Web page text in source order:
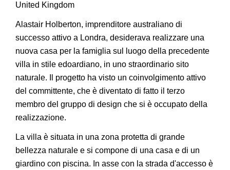
United Kingdom
Alastair Holberton, imprenditore australiano di
successo attivo a Londra, desiderava realizzare una
nuova casa per la famiglia sul luogo della precedente
villa in stile edoardiano, in uno straordinario sito
naturale. Il progetto ha visto un coinvolgimento attivo
del committente, che è diventato di fatto il terzo
membro del gruppo di design che si è occupato della
realizzazione.
La villa è situata in una zona protetta di grande
bellezza naturale e si compone di una casa e di un
giardino con piscina. In asse con la strada d'accesso è